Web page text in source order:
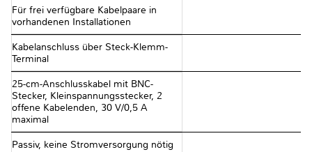
Für frei verfügbare Kabelpaare in
vorhandenen Installationen
Kabelanschluss über Steck-Klemm-
Terminal
25-cm-Anschlusskabel mit BNC-
Stecker, Kleinspannungsstecker, 2
offene Kabelenden, 30 V/0,5 A
maximal
Passiv, keine Stromversorgung nötig